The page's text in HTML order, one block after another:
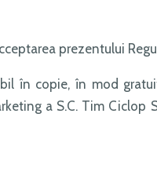
prezentului
în copie, în mod
a S.C. Tim Ciclop